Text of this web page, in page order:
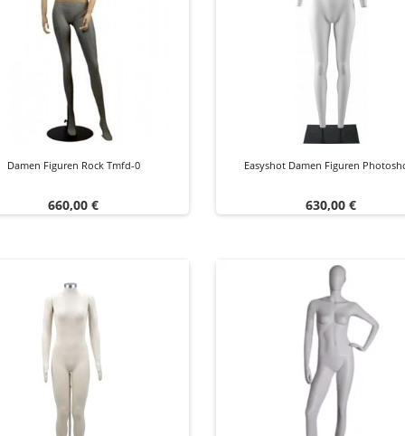
Damen Figuren Rock Tmfd-0
Preis
660,00 €
Easyshot Damen Figuren
Preis
630,00 €